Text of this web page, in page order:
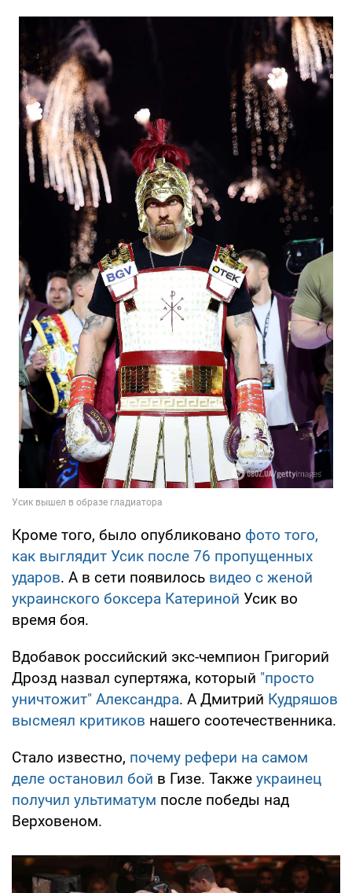
Кроме того, было опубликовано фото того,
как выглядит Усик после 76 пропущенных
ударов. А в сети появилось видео с женой
украинского боксера Катериной Усик во
время боя.
Вдобавок российский экс-чемпион Григорий
Дрозд назвал супертяжа, который "просто
уничтожит" Александра. А Дмитрий Кудряшов
высмеял критиков нашего соотечественника.
Стало известно, почему рефери на самом
деле остановил бой в Гизе. Также украинец
получил ультиматум после победы над
Верховеном.